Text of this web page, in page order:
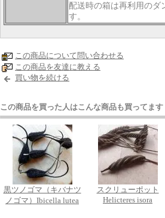
配送時の箱は再利用のダ
す。
この商品について問い合わせる
この商品を友達に教える
買い物を続ける
この商品を買った人はこんな商品も買ってます
黒ツノゴマ（キバナツ
ノゴマ）Ibicella lutea
スクリューポット
Helicteres isora